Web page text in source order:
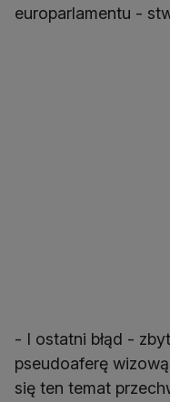
europarlamentu -
- I ostatni błąd -
pseudoaferę
się ten temat